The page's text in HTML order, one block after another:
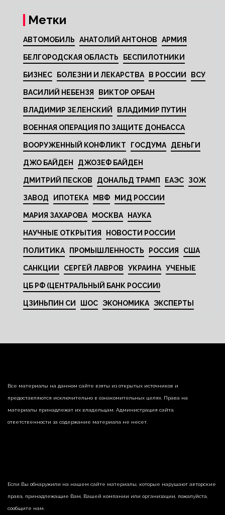
Метки
АВТОМОБИЛЬ АНАТОЛИЙ АНТОНОВ АРМИЯ
БЕЛГОРОДСКАЯ ОБЛАСТЬ БЕСПИЛОТНИКИ
БИЗНЕС БОЛЕЗНИ И ЛЕКАРСТВА В РОССИИ ВСУ
ВАСИЛИЙ НЕБЕНЗЯ ВИКТОР ОРБАН
ВЛАДИМИР ЗЕЛЕНСКИЙ ВЛАДИМИР ПУТИН
ВОЕННАЯ ОПЕРАЦИЯ ПО ЗАЩИТЕ ДОНБАССА
ВООРУЖЕННЫЙ КОНФЛИКТ ГОСДУМА ДЕНЬГИ
ДЖО БАЙДЕН ДЖОЗЕФ БАЙДЕН
ДМИТРИЙ ПЕСКОВ ДОНАЛЬД ТРАМП ЕАЭС ЗОЖ
ЗАВОД ИПОТЕКА МВФ МИД РОССИИ
МАРИЯ ЗАХАРОВА МОСКВА НАУКА
НАУЧНЫЕ ОТКРЫТИЯ НОВОСТИ РОССИИ
ПОЛИТИКА ПРОМЫШЛЕННОСТЬ РОССИЯ США
САНКЦИИ СЕРГЕЙ ЛАВРОВ УКРАИНА УЧЕНЫЕ
ЦБ РФ (ЦЕНТРАЛЬНЫЙ БАНК РОССИИ)
ЦЗИНЬПИН СИ ШОС ЭКОНОМИКА ЭКСПЕРТЫ
Все материалы на данном сайте взяты из открытых источников и
предоставляются исключительно в ознакомительных целях. Права на
материалы принадлежат их владельцам. Администрация сайта
ответственности за содержание материала не несет.
Если Вы обнаружили на нашем сайте материалы, которые нарушают авторские
права, принадлежащие Вам, Вашей компании или организации, пожалуйста,
сообщите нам.